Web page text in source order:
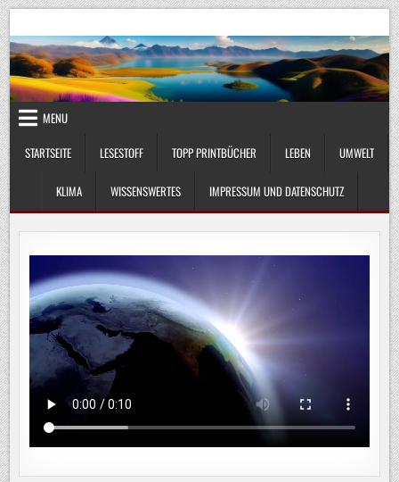
Skip
to
content
UmweltKlima.com
MENU
STARTSEITE
LESESTOFF TOPP PRINTBÜCHER LEBEN UMWELT
KLIMA WISSENSWERTES IMPRESSUM UND DATENSCHUTZ